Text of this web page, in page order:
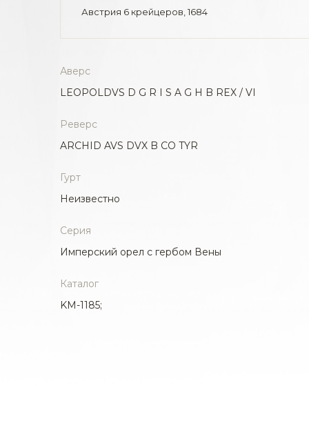
Австрия 6 крейцеров, 1684
Аверс
LEOPOLDVS D G R I S A G H B REX / VI
Реверс
ARCHID AVS DVX B CO TYR
Гурт
Неизвестно
Серия
Имперский орел с гербом Вены
Каталог
KM-1185;